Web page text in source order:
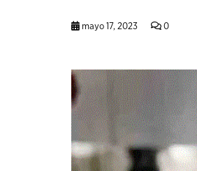
mayo 17, 2023 0